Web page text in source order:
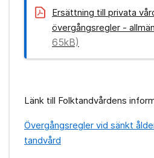
Ersättning till privata
övergångsregler -
65kB)
Länk till Folktandvårdens
Övergångsregler vid sänkt
tandvård